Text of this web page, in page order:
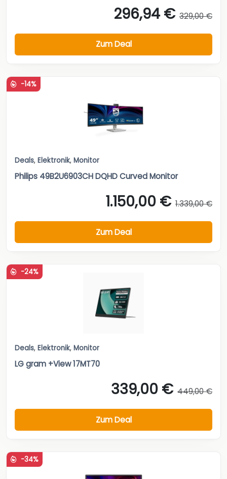
296,94 € 329,00 €
Zum Deal
-14%
Deals, Elektronik, Monitor
Philips 49B2U6903CH DQHD Curved Monitor
1.150,00 € 1.339,00 €
Zum Deal
-24%
Deals, Elektronik, Monitor
LG gram +View 17MT70
339,00 € 449,00 €
Zum Deal
-34%